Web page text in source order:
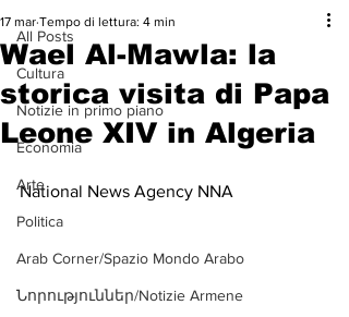
All Posts
Cultura
Notizie in primo piano
Economia
Arte
Politica
Arab Corner/Spazio Mondo Arabo
Նորություններ/Notizie Armene
Wael Al-Mawla: la
storica visita di Papa
Leone XIV in Algeria
17 mar Tempo di lettura: 4 min
National News Agency NNA